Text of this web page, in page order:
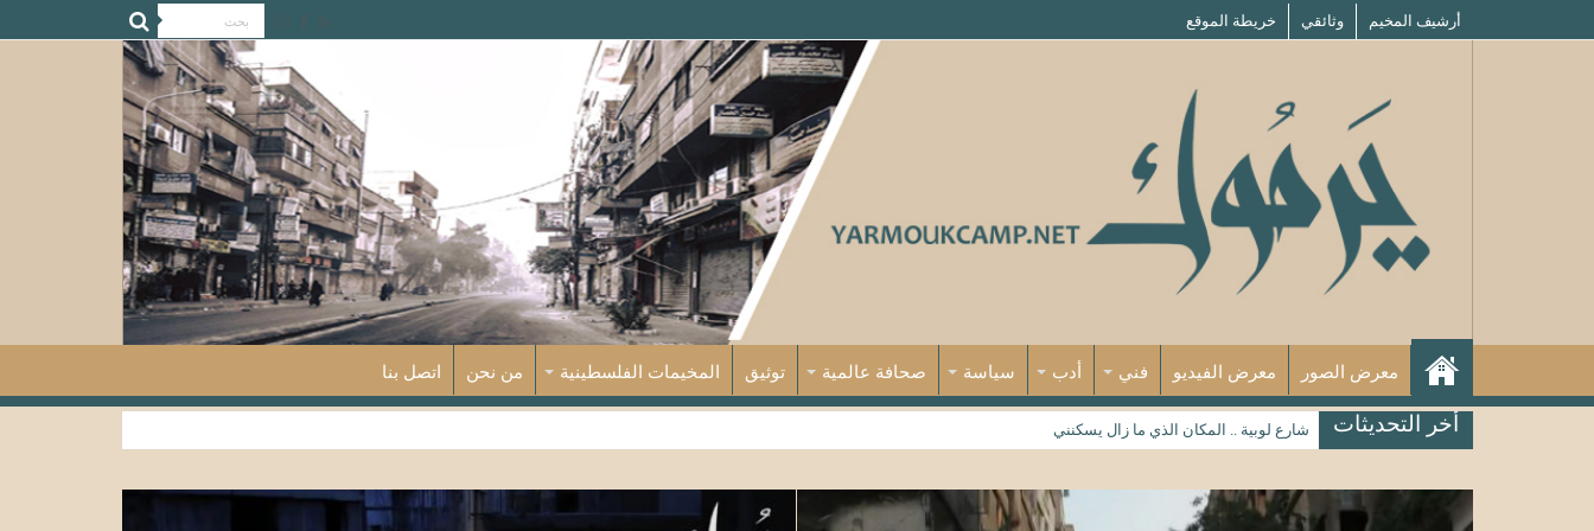
أرشيف المخيم وثائقي خريطة الموقع
معرض الصور معرض الفيديو فني أدب سياسة صحافة عالمية توثيق المخيمات الفلسطينية من نحن اتصل بنا
أخر التحديثات شارع لوبية .. المكان الذي ما زال يسكنني